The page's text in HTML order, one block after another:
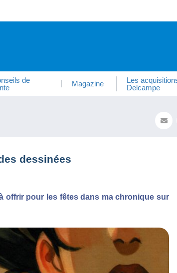
de
Magazine
Les
Delcampe
dessinées
offrir pour les fêtes dans ma chronique sur